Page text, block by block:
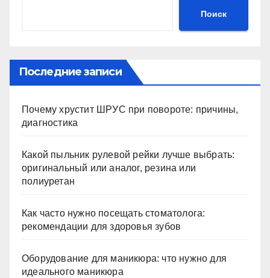
Поиск
Последние записи
Почему хрустит ШРУС при повороте: причины,
диагностика
Какой пыльник рулевой рейки лучше выбрать:
оригинальный или аналог, резина или
полиуретан
Как часто нужно посещать стоматолога:
рекомендации для здоровья зубов
Оборудование для маникюра: что нужно для
идеального маникюра